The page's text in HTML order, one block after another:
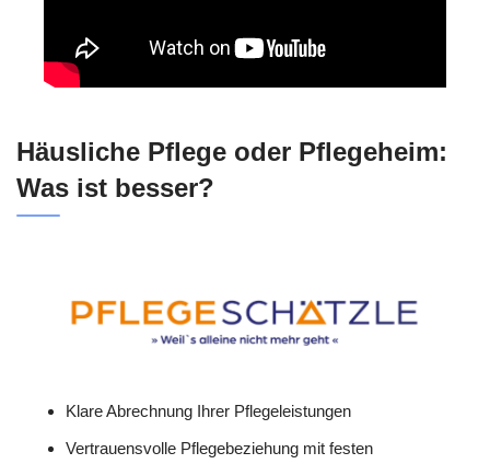
Häusliche Pflege oder Pflegeheim:
Was ist besser?
Klare Abrechnung Ihrer Pflegeleistungen
Vertrauensvolle Pflegebeziehung mit festen